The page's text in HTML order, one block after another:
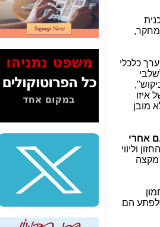
מחקר,
כלכלי
איזו
מובן
אחרי
וליווי
מקצה
הם
2" על תעלולי השר
משה כחלון -כאן
המשך חשיפת הבלוף
ששמו "מהפיכת
הסלולר" ואיך מסרסים
את הנתונים לציבור -
כאן
סיכום ביקור בסיליקון
משקיעות ומפתחות
באותם תחומים -כאן
שלמה פילבר (עד
לאחרונה מנכ"ל משרד
התקשורת) - עד
מדינה? הצחקתם
"יש אפליה בחקירה"?